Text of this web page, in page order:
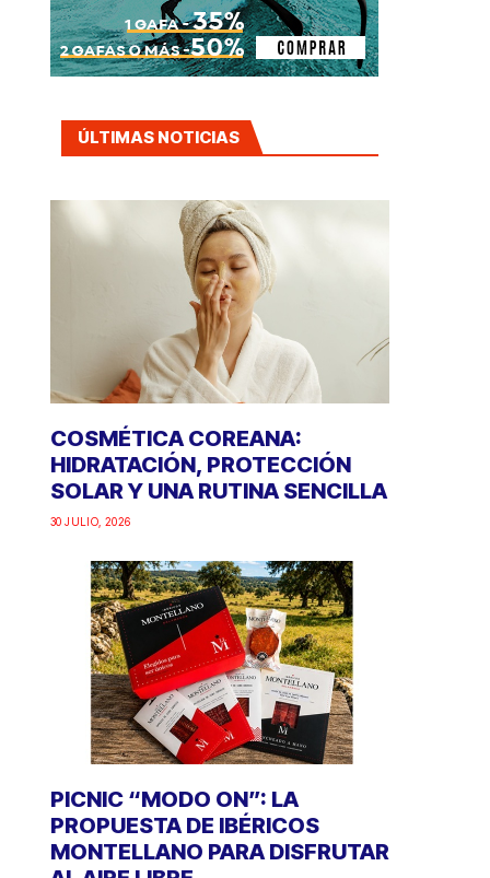
ÚLTIMAS NOTICIAS
COSMÉTICA COREANA:
HIDRATACIÓN, PROTECCIÓN
SOLAR Y UNA RUTINA SENCILLA
30 JULIO, 2026
PICNIC “MODO ON”: LA
PROPUESTA DE IBÉRICOS
MONTELLANO PARA DISFRUTAR